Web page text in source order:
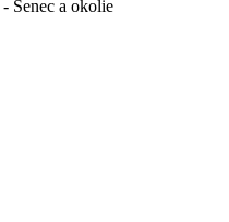
Senec a okolie